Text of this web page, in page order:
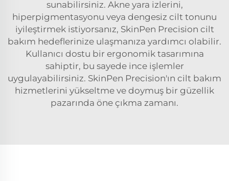
sunabilirsiniz. Akne yara izlerini,
hiperpigmentasyonu veya dengesiz cilt tonunu
iyileştirmek istiyorsanız, SkinPen Precision cilt
bakım hedeflerinize ulaşmanıza yardımcı olabilir.
Kullanıcı dostu bir ergonomik tasarımına
sahiptir, bu sayede ince işlemler
uygulayabilirsiniz. SkinPen Precision'ın cilt bakım
hizmetlerini yükseltme ve doymuş bir güzellik
pazarında öne çıkma zamanı.